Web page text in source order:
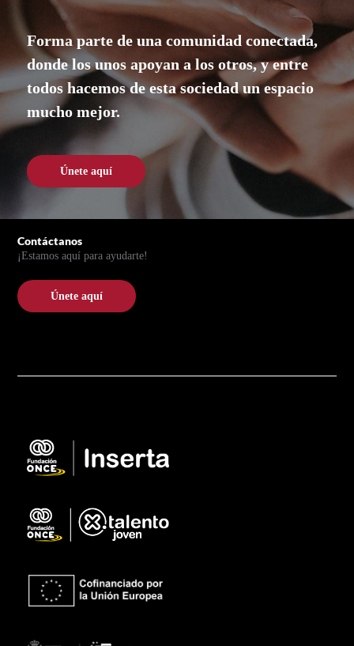
Únete aquí
Forma parte de una comunidad conectada,
donde los unos apoyan a los otros, y entre
todos hacemos de esta sociedad un espacio
mucho mejor.
Únete aquí
Contáctanos
¡Estamos aquí para ayudarte!
Únete aquí